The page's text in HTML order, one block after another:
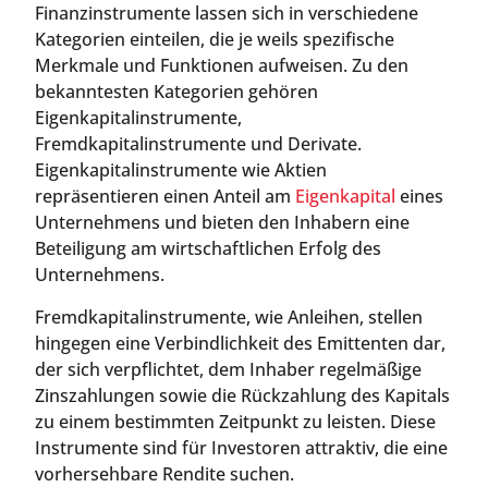
Finanzinstrumente lassen sich in verschiedene
Kategorien einteilen, die je weils spezifische
Merkmale und Funktionen aufweisen. Zu den
bekanntesten Kategorien gehören
Eigenkapitalinstrumente,
Fremdkapitalinstrumente und Derivate.
Eigenkapitalinstrumente wie Aktien
repräsentieren einen Anteil am Eigenkapital eines
Unternehmens und bieten den Inhabern eine
Beteiligung am wirtschaftlichen Erfolg des
Unternehmens.
Fremdkapitalinstrumente, wie Anleihen, stellen
hingegen eine Verbindlichkeit des Emittenten dar,
der sich verpflichtet, dem Inhaber regelmäßige
Zinszahlungen sowie die Rückzahlung des Kapitals
zu einem bestimmten Zeitpunkt zu leisten. Diese
Instrumente sind für Investoren attraktiv, die eine
vorhersehbare Rendite suchen.